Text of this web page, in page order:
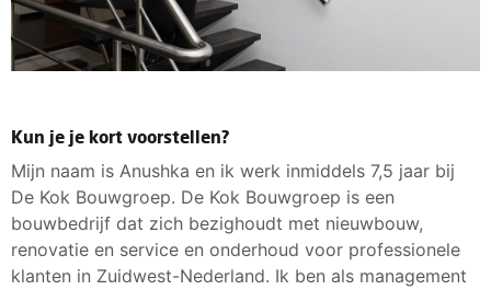
Kun je je kort voorstellen?
Mijn naam is Anushka en ik werk inmiddels 7,5 jaar bij
De Kok Bouwgroep. De Kok Bouwgroep is een
bouwbedrijf dat zich bezighoudt met nieuwbouw,
renovatie en service en onderhoud voor professionele
klanten in Zuidwest-Nederland. Ik ben als management